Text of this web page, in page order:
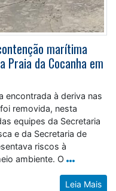
marítima
Praia da Cocanha em
encontrada à deriva nas
removida, nesta
equipes da Secretaria
e da Secretaria de
riscos à
ambiente. O
Leia Mais